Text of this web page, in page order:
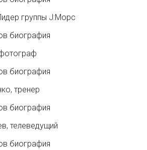
группы J:Морс
тренер
телеведущий